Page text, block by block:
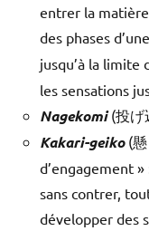
entrer la
des phases
jusqu’à la limite
les sensations
Nagekomi(投げ
Kakari-geiko(懸
d’engagement
sans contrer,
développer des